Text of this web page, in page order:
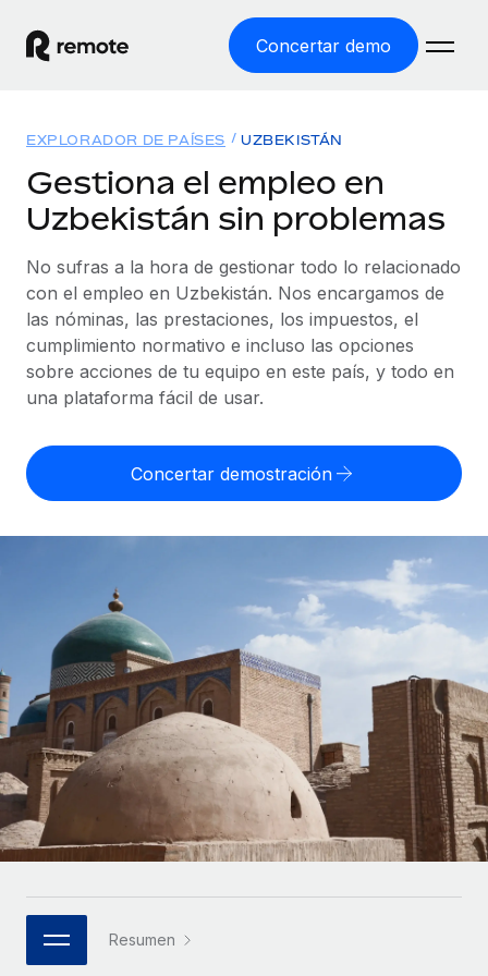
Concertar demo
EMPLEO GLOBAL
Nómina global
Gestiona las nóminas de forma sencilla y conforme a la
legalidad.
Employer of Record
Expándete en todo el mundo sin gastar en entidades.
cumpliendo la normativa.
Externaliza tareas laborales complejas.
INFRAESTRUCTURA
Conexión Remote
Integra los RR. HH. en tus flujos de trabajo sin
complicaciones.
Plataforma
Funciones esenciales de RR. HH. integradas para tu
Conectar
Conecta cualquier herramienta de IA con Remote
Soluciones
COBERTURA MUNDIAL
Explorador de países
Consulta el soporte del empleo global según el país.
Explorador estatal de EE. UU.
Simplifica la contratación en todos los estados de EE.
Comparador de Remote
Compáranos con otras empresas.
Startups
Soluciones ágiles de RR. HH. globales y nóminas para
empresas en crecimiento.
Mediana empresa
Amplía tu equipo con soluciones de RR. HH.
personalizadas.
RR. HH. globales para grandes empresas.
ASOCIARSE
Socios tecnológicos estratégicos
Integra la gestión de los RR. HH. globales en tu
Recursos
HERRAMIENTAS Y CALCULADORAS
Calculadora del riesgo de clasificación errónea
Consulta el riesgo de clasificación errónea por país.
cualquier país.
Descubre opciones de divisas y tiempos de pago para
APRENDIZAJE CON REMOTE
Guías y recursos
Casos prácticos
Glosario de RR. HH.
Listas de verificación y plantillas
Biblioteca de descripciones de puestos
Webinarios
Precios
English
Nederlands
Deutsch
Español
Italiano
Português (Portugal)
日本語
한국어
中文（简体）
EXPLORADOR DE PAÍSES UZBEKISTÁN
Gestiona el empleo en
Uzbekistán sin problemas
No sufras a la hora de gestionar todo lo relacionado
con el empleo en Uzbekistán. Nos encargamos de
las nóminas, las prestaciones, los impuestos, el
cumplimiento normativo e incluso las opciones
sobre acciones de tu equipo en este país, y todo en
una plataforma fácil de usar.
Concertar demostración
Resumen